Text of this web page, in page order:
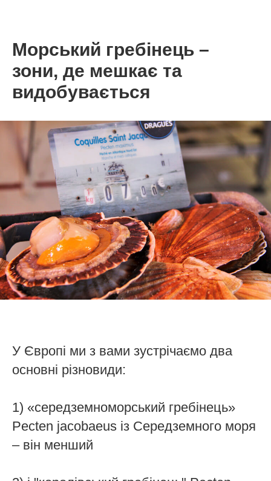
Морський гребінець –
зони, де мешкає та
видобувається
У Європі ми з вами зустрічаємо два
основні різновиди:
1) «середземноморський гребінець»
Pecten jacobaeus із Середземного моря
– він менший